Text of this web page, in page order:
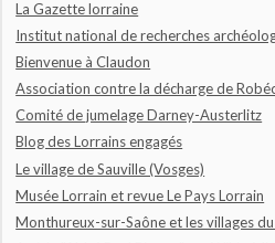
La Gazette lorraine
Institut national de recherches
Bienvenue à Claudon
Association contre la décharge de
Comité de jumelage Darney-Austerlitz
Blog des Lorrains engagés
Le village de Sauville (Vosges)
Musée Lorrain et revue Le Pays Lorrain
Monthureux-sur-Saône et les villages